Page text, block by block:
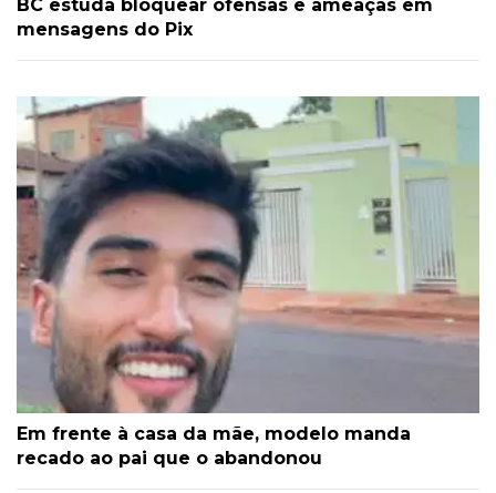
BC estuda bloquear ofensas e ameaças em
mensagens do Pix
Em frente à casa da mãe, modelo manda
recado ao pai que o abandonou